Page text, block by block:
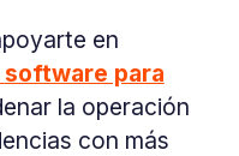
en
software para
la operación
con más